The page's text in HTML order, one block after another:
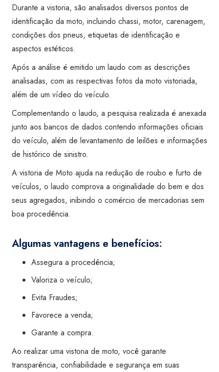
Transferência)
-
Super
Visão
São
Carlos
quantidade
Durante a vistoria, são analisados diversos pontos de
identificação da moto, incluindo chassi, motor, carenagem,
condições dos pneus, etiquetas de identificação e
aspectos estéticos.
Após a análise é emitido um laudo com as descrições
analisadas, com as respectivas fotos da moto vistoriada,
além de um vídeo do veículo.
Complementando o laudo, a pesquisa realizada é anexada
junto aos bancos de dados contendo informações oficiais
do veículo, além de levantamento de leilões e informações
de histórico de sinistro.
A vistoria de Moto ajuda na redução de roubo e furto de
veículos, o laudo comprova a originalidade do bem e dos
seus agregados, inibindo o comércio de mercadorias sem
boa procedência.
Algumas vantagens e benefícios:
Assegura a procedência;
Valoriza o veículo;
Evita Fraudes;
Favorece a venda;
Garante a compra.
Ao realizar uma vistoria de moto, você garante
transparência, confiabilidade e segurança em suas